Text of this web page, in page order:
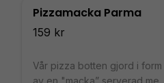
Pizzamacka Parma
159 kr
Vår pizza botten gjord i form
av en "macka” serverad med